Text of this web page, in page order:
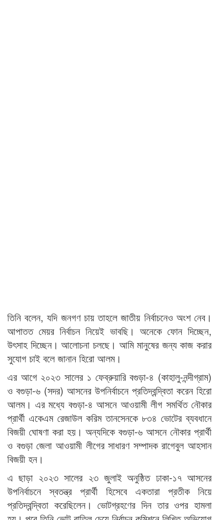
তিনি বলেন, যদি জনগণ চায় তাহলে জাতীয় নির্বাচনেও অংশ নেব।
আপাতত মেয়র নির্বাচন নিয়েই ভাবছি। অনেকে ফোন দিচ্ছেন,
উৎসাহ দিচ্ছেন। আলোচনা চলছে। আমি মানুষের জন্য কাজ করার
সুযোগ চাই বলে জানান হিরো আলম।
এর আগে ২০২৩ সালের ১ ফেব্রুয়ারি বগুড়া-৪ (কাহালু-নন্দীগ্রাম)
ও বগুড়া-৬ (সদর) আসনের উপনির্বাচনে প্রতিদ্বন্দ্বিতা করেন হিরো
আলম। এর মধ্যে বগুড়া-৪ আসনে আওয়ামী লীগ সমর্থিত নৌকার
প্রার্থী একেএম রেজাউল করিম তানসেনকে ৮৩৪ ভোটের ব্যবধানে
বিজয়ী ঘোষণা করা হয়। অন্যদিকে বগুড়া-৬ আসনে নৌকার প্রার্থী
ও বগুড়া জেলা আওয়ামী লীগের সাধারণ সম্পাদক রাগেবুল আহসান
বিজয়ী হন।
এ ছাড়া ২০২৩ সালের ২৩ জুলাই অনুষ্ঠিত ঢাকা-১৭ আসনের
উপনির্বাচনে স্বতন্ত্র প্রার্থী হিসেবে একতারা প্রতীক নিয়ে
প্রতিদ্বন্দ্বিতা করেছিলেন। ভোটগ্রহণের দিন তার ওপর হামলা